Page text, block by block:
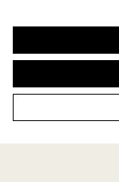
Veri Koruma Onay
MESAFELİ SATIŞ